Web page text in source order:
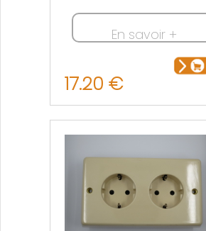
En savoir +
17.20 €